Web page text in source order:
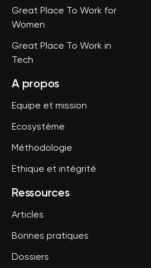
Great Place To Work for
Women
Great Place To Work in
Tech
A propos
Equipe et mission
Ecosystème
Méthodologie
Ethique et intégrité
Ressources
Articles
Bonnes pratiques
Dossiers